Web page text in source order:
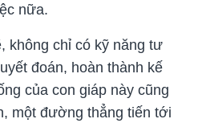
nữa.
không chỉ có kỹ năng tư
đoán, hoàn thành kế
của con giáp này cũng
một đường thẳng tiến tới